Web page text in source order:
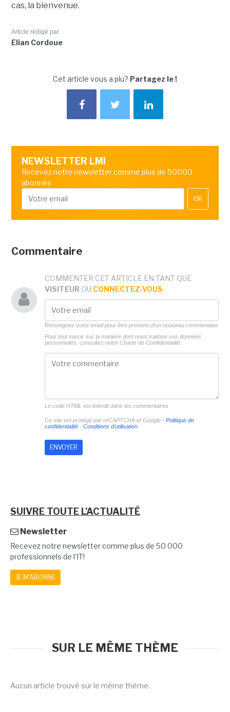
cas, la bienvenue.
Article rédigé par
Elian Cordoue
Cet article vous a plu? Partagez le !
NEWSLETTER LMI
Recevez notre newsletter comme plus de 50000
abonnés
OK
Commentaire
COMMENTER CET ARTICLE EN TANT QUE
VISITEUR OU CONNECTEZ-VOUS
Renseignez votre email pour être prévenu d'un nouveau commentaire
Pour tout savoir sur la manière dont nous traitons vos données
personnelles, consultez notre Charte de Confidentialité.
Le code HTML est interdit dans les commentaires
Ce site est protégé par reCAPTCHA et Google - Politique de
confidentialité- Conditions d'utilisation
SUIVRE TOUTE L'ACTUALITÉ
Newsletter
Recevez notre newsletter comme plus de 50 000
professionnels de l'IT!
JE M'ABONNE
SUR LE MÊME THÈME
Aucun article trouvé sur le même thème.